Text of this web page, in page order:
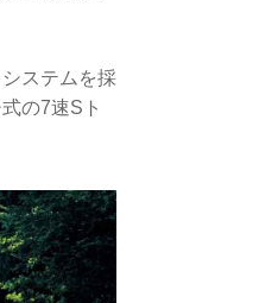
ステムを採
の7速Sト